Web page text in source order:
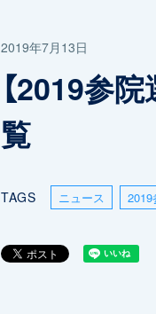
2019年7月13日
【2019参
覧
TAGS ニュース 2019